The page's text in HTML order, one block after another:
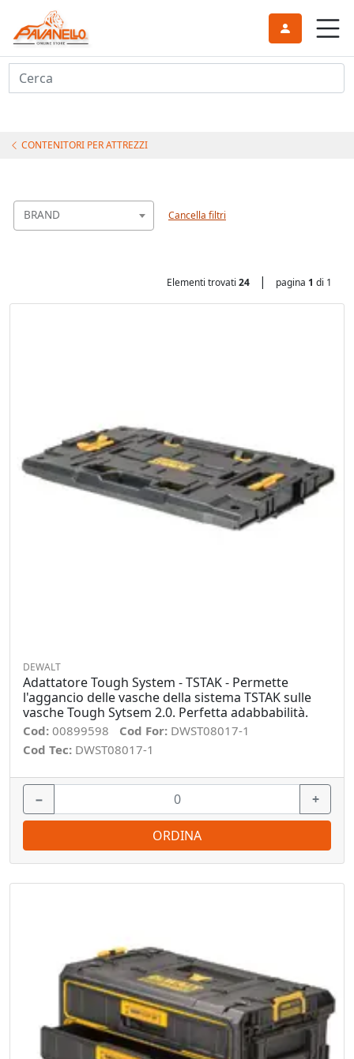
Cerca
CONTENITORI PER ATTREZZI
BRAND Cancella filtri
Elementi trovati 24 | pagina 1 di 1
DEWALT
Adattatore Tough System - TSTAK - Permette
l'aggancio delle vasche della sistema TSTAK sulle
vasche Tough Sytsem 2.0. Perfetta adabbabilità.
Cod: 00899598 Cod For: DWST08017-1
Cod Tec: DWST08017-1
− +
ORDINA